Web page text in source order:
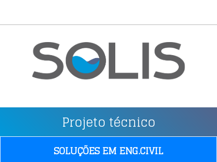
Projeto técnico
SOLUÇÕES EM ENG.CIVIL